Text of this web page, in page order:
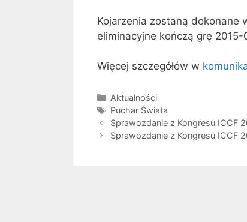
Kojarzenia zostaną dokonane
eliminacyjne kończą grę 2015-
Więcej szczegółów w
Kategorie
Aktualności
Tagi
Puchar Świata
Sprawozdanie z Kongresu ICCF
Sprawozdanie z Kongresu ICCF